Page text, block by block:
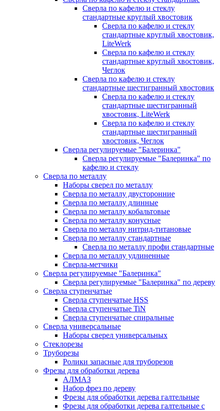
Сверла по кафелю и стеклу
стандартные круглый хвостовик
Сверла по кафелю и стеклу
стандартные круглый хвостовик,
LiteWerk
Сверла по кафелю и стеклу
стандартные круглый хвостовик,
Чеглок
Сверла по кафелю и стеклу
стандартные шестигранный хвостовик
Сверла по кафелю и стеклу
стандартные шестигранный
хвостовик, LiteWerk
Сверла по кафелю и стеклу
стандартные шестигранный
хвостовик, Чеглок
Сверла регулируемые "Балеринка"
Сверла регулируемые "Балеринка" по
кафелю и стеклу
Сверла по металлу
Наборы сверел по металлу
Сверла по металлу двусторонние
Сверла по металлу длинные
Сверла по металлу кобальтовые
Сверла по металлу конусные
Сверла по металлу нитрид-титановые
Сверла по металлу стандартные
Сверла по металлу профи стандартные
Сверла по металлу удлиненные
Сверла-метчики
Сверла регулируемые "Балеринка"
Сверла регулируемые "Балеринка" по дереву
Сверла ступенчатые
Сверла ступенчатые HSS
Сверла ступенчатые TiN
Сверла ступенчатые спиральные
Сверла универсальные
Наборы сверел универсальных
Стеклорезы
Труборезы
Ролики запасные для труборезов
Фрезы для обработки дерева
АЛМАЗ
Набор фрез по дереву
Фрезы для обработки дерева галтельные
Фрезы для обработки дерева галтельные с